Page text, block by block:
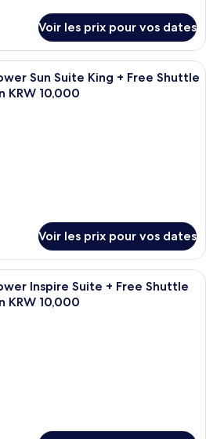
Voir les prix pour vos dates
Une chambre d’hôtel avec un
Sun Suite King + Free Shuttle
KRW 10,000
Voir les prix pour vos dates
Une chambre d’hôtel moderne
Inspire Suite + Free Shuttle
KRW 10,000